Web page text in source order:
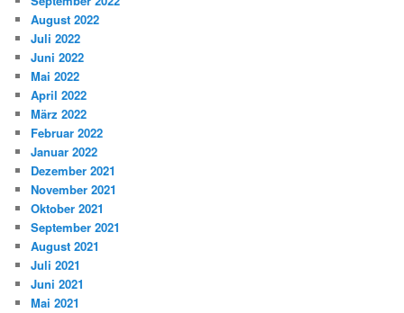
August 2022
Juli 2022
Juni 2022
Mai 2022
April 2022
März 2022
Februar 2022
Januar 2022
Dezember 2021
November 2021
Oktober 2021
September 2021
August 2021
Juli 2021
Juni 2021
Mai 2021